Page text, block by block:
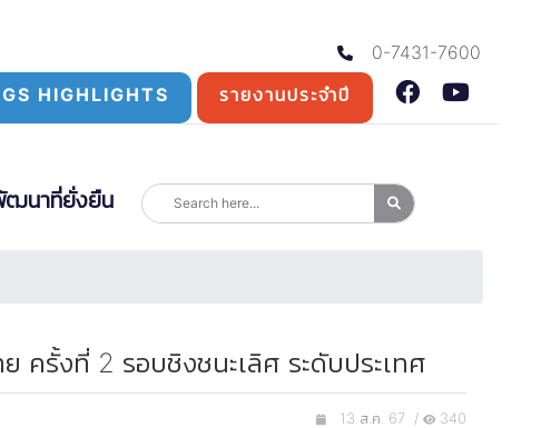
0-7431-7600
HIGHLIGHTS รายงานประจำปี
ฒนาที่ยั่งยืน
ครั้งที่ 2 รอบชิงชนะเลิศ ระดับประเทศ
13 ส.ค. 67 / 340